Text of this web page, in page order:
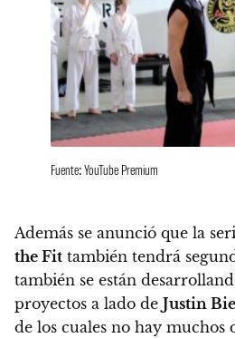
Fuente: YouTube Premium
Además se anunció que la
the Fit también tendrá
también se están
proyectos a lado de Justin
de los cuales no hay muchos